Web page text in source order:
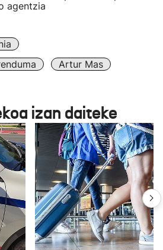
agentzia
Artur Mas
izan daiteke